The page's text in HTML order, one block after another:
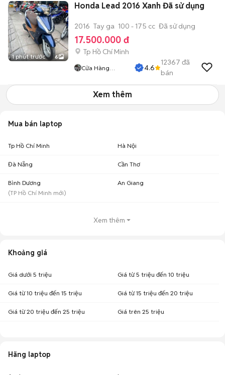
1 phút trước 6
Honda Lead 2016 Xanh Đã sử dụng
2016 Tay ga 100 - 175 cc Đã sử dụng
17.500.000 đ
Tp Hồ Chí Minh
Cửa Hàng
4.6
12367 đã
bán
Xem thêm
Mua bán laptop
Tp Hồ Chí Minh Hà Nội
Đà Nẵng Cần Thơ
Bình Dương
(TP Hồ Chí Minh mới)
An Giang
Xem thêm
Khoảng giá
Giá dưới 5 triệu Giá từ 5 triệu đến 10 triệu
Giá từ 10 triệu đến 15 triệu Giá từ 15 triệu đến 20 triệu
Giá từ 20 triệu đến 25 triệu Giá trên 25 triệu
Hãng laptop